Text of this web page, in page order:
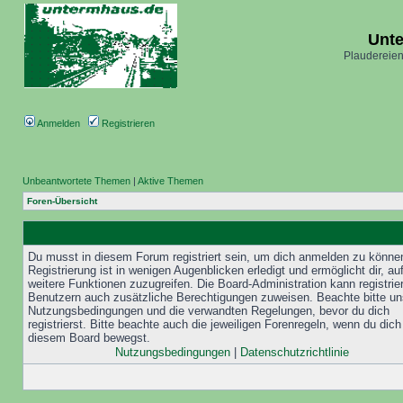
Anmelden Registrieren
Unbeantwortete Themen | Aktive Themen
Foren-Übersicht
Du musst in diesem Forum registriert sein, um dich anmelden zu
Registrierung ist in wenigen Augenblicken erledigt und ermöglicht dir, auf
weitere Funktionen zuzugreifen. Die Board-Administration kann
Benutzern auch zusätzliche Berechtigungen zuweisen. Beachte bitte
Nutzungsbedingungen und die verwandten Regelungen, bevor du dich
registrierst. Bitte beachte auch die jeweiligen Forenregeln, wenn du
diesem Board bewegst.
Nutzungsbedingungen| Datenschutzrichtlinie